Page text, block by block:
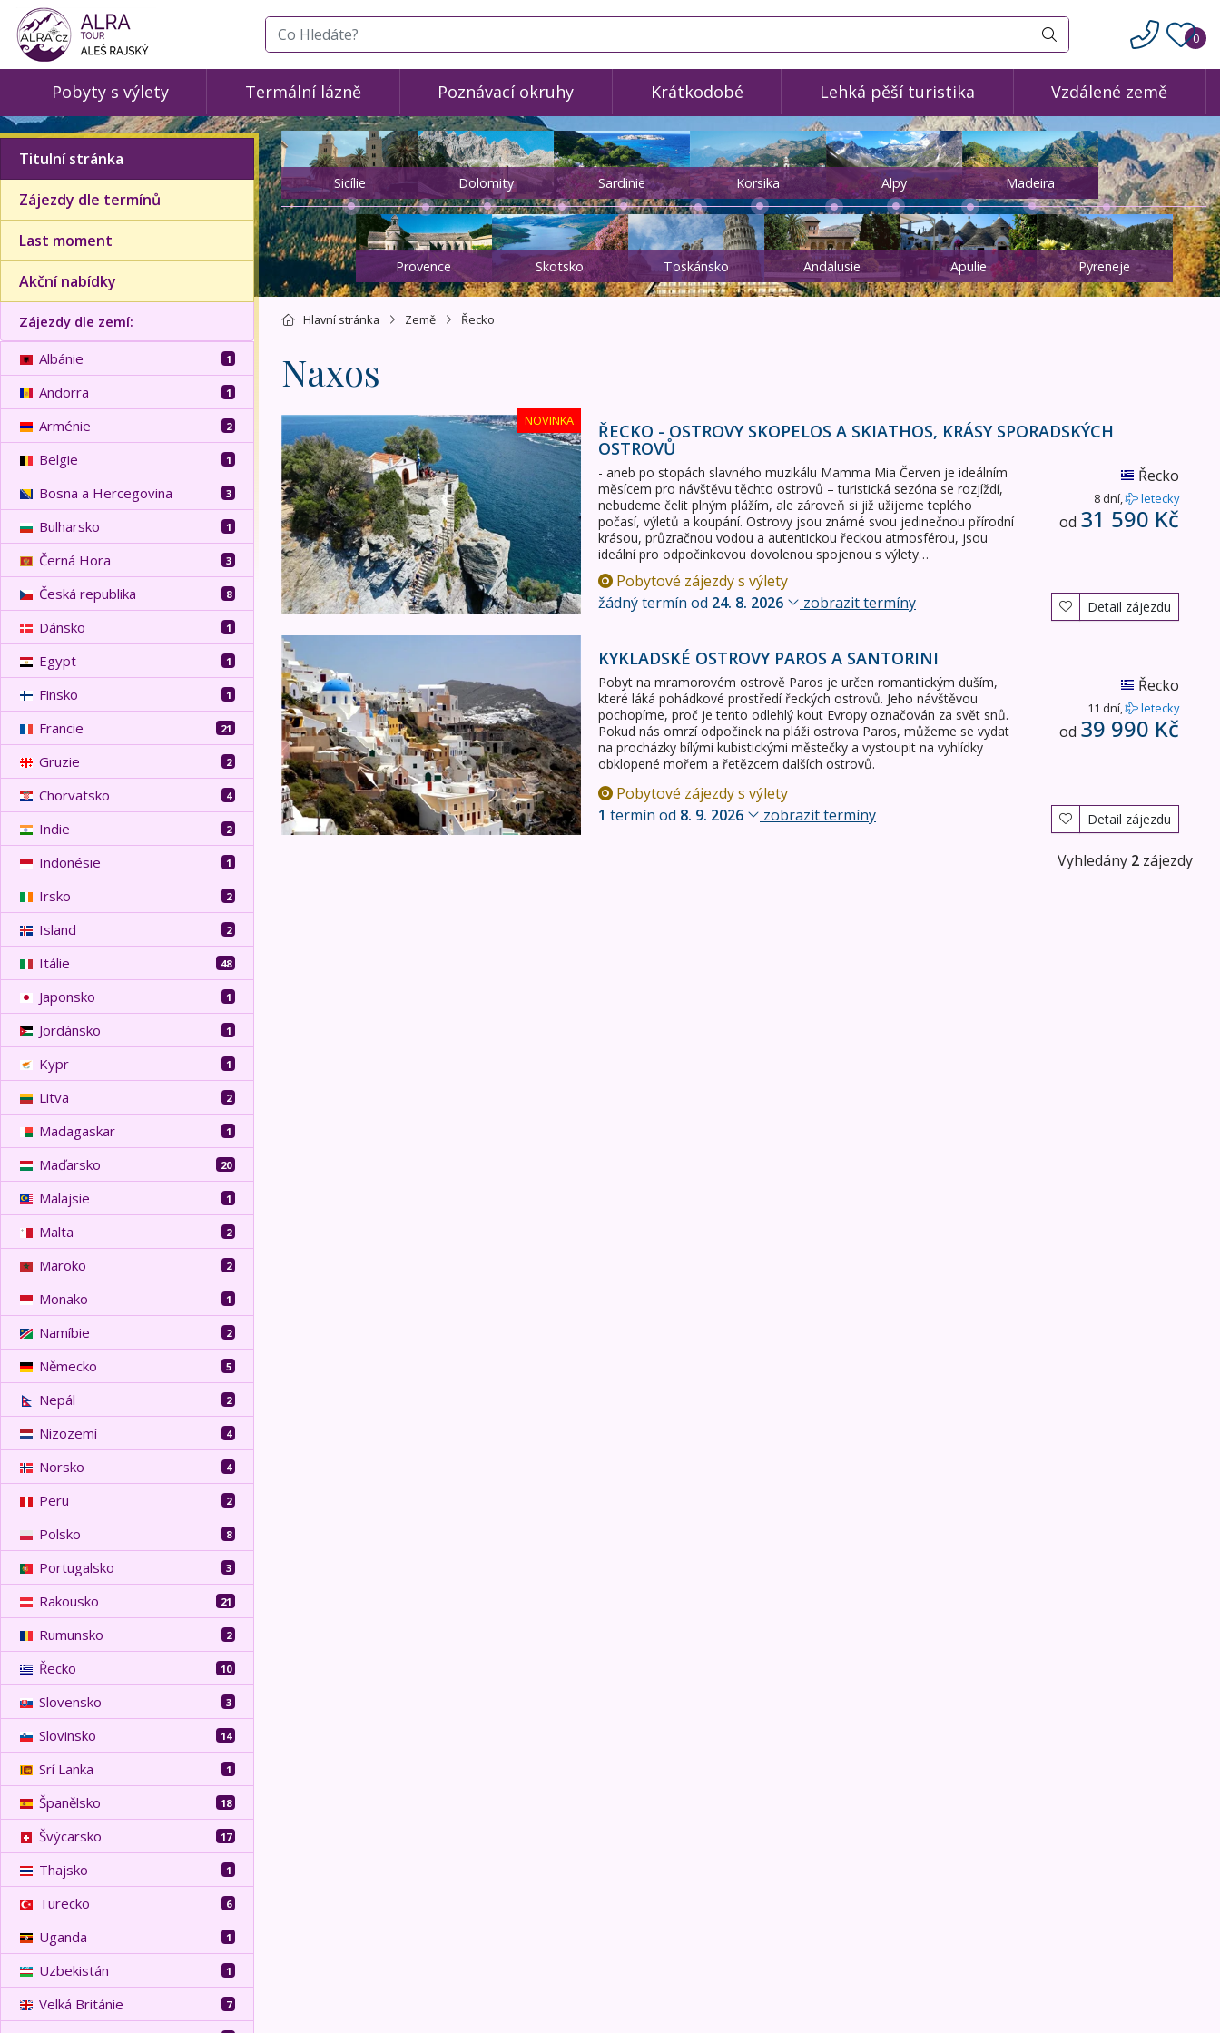
co hledáte
Vyhledat
0
Pobyty s výlety Termální lázně Poznávací okruhy Krátkodobé Lehká pěší turistika Vzdálené země
Titulní stránka
Zájezdy dle termínů
Last moment
Akční nabídky
Zájezdy dle zemí:
Albánie 1
Andorra 1
Arménie 2
Belgie 1
Bosna a Hercegovina 3
Bulharsko 1
Černá Hora 3
Česká republika 8
Dánsko 1
Egypt 1
Finsko 1
Francie 21
Gruzie 2
Chorvatsko 4
Indie 2
Indonésie 1
Irsko 2
Island 2
Itálie 48
Japonsko 1
Jordánsko 1
Kypr 1
Litva 2
Madagaskar 1
Maďarsko 20
Malajsie 1
Malta 2
Maroko 2
Monako 1
Namíbie 2
Německo 5
Nepál 2
Nizozemí 4
Norsko 4
Peru 2
Polsko 8
Portugalsko 3
Rakousko 21
Rumunsko 2
Řecko 10
Slovensko 3
Slovinsko 14
Srí Lanka 1
Španělsko 18
Švýcarsko 17
Thajsko 1
Turecko 6
Uganda 1
Uzbekistán 1
Velká Británie 7
Sicílie Dolomity Sardinie Korsika Alpy Madeira
Provence Skotsko Toskánsko Andalusie Apulie Pyreneje
Hlavní stránka Země Řecko
Naxos
NOVINKA
Řecko - ostrovy Skopelos a Skiathos, krásy Sporadských ostrovů
ŘECKO - OSTROVY SKOPELOS A SKIATHOS, KRÁSY SPORADSKÝCH
OSTROVŮ
- aneb po stopách slavného muzikálu Mamma Mia Červen je ideálním
měsícem pro návštěvu těchto ostrovů – turistická sezóna se rozjíždí,
nebudeme čelit plným plážím, ale zároveň si již užijeme teplého
počasí, výletů a koupání. Ostrovy jsou známé svou jedinečnou přírodní
krásou, průzračnou vodou a autentickou řeckou atmosférou, jsou
ideální pro odpočinkovou dovolenou spojenou s výlety…
Řecko
8 dní, letecky
od 31 590 Kč
Pobytové zájezdy s výlety
žádný termín od 24. 8. 2026 zobrazit termíny Detail zájezdu
Kykladské ostrovy Paros a Santorini
KYKLADSKÉ OSTROVY PAROS A SANTORINI
Pobyt na mramorovém ostrově Paros je určen romantickým duším,
které láká pohádkové prostředí řeckých ostrovů. Jeho návštěvou
pochopíme, proč je tento odlehlý kout Evropy označován za svět snů.
Pokud nás omrzí odpočinek na pláži ostrova Paros, můžeme se vydat
na procházky bílými kubistickými městečky a vystoupit na vyhlídky
obklopené mořem a řetězcem dalších ostrovů.
Řecko
11 dní, letecky
od 39 990 Kč
Pobytové zájezdy s výlety
1 termín od 8. 9. 2026 zobrazit termíny Detail zájezdu
Vyhledány 2 zájezdy